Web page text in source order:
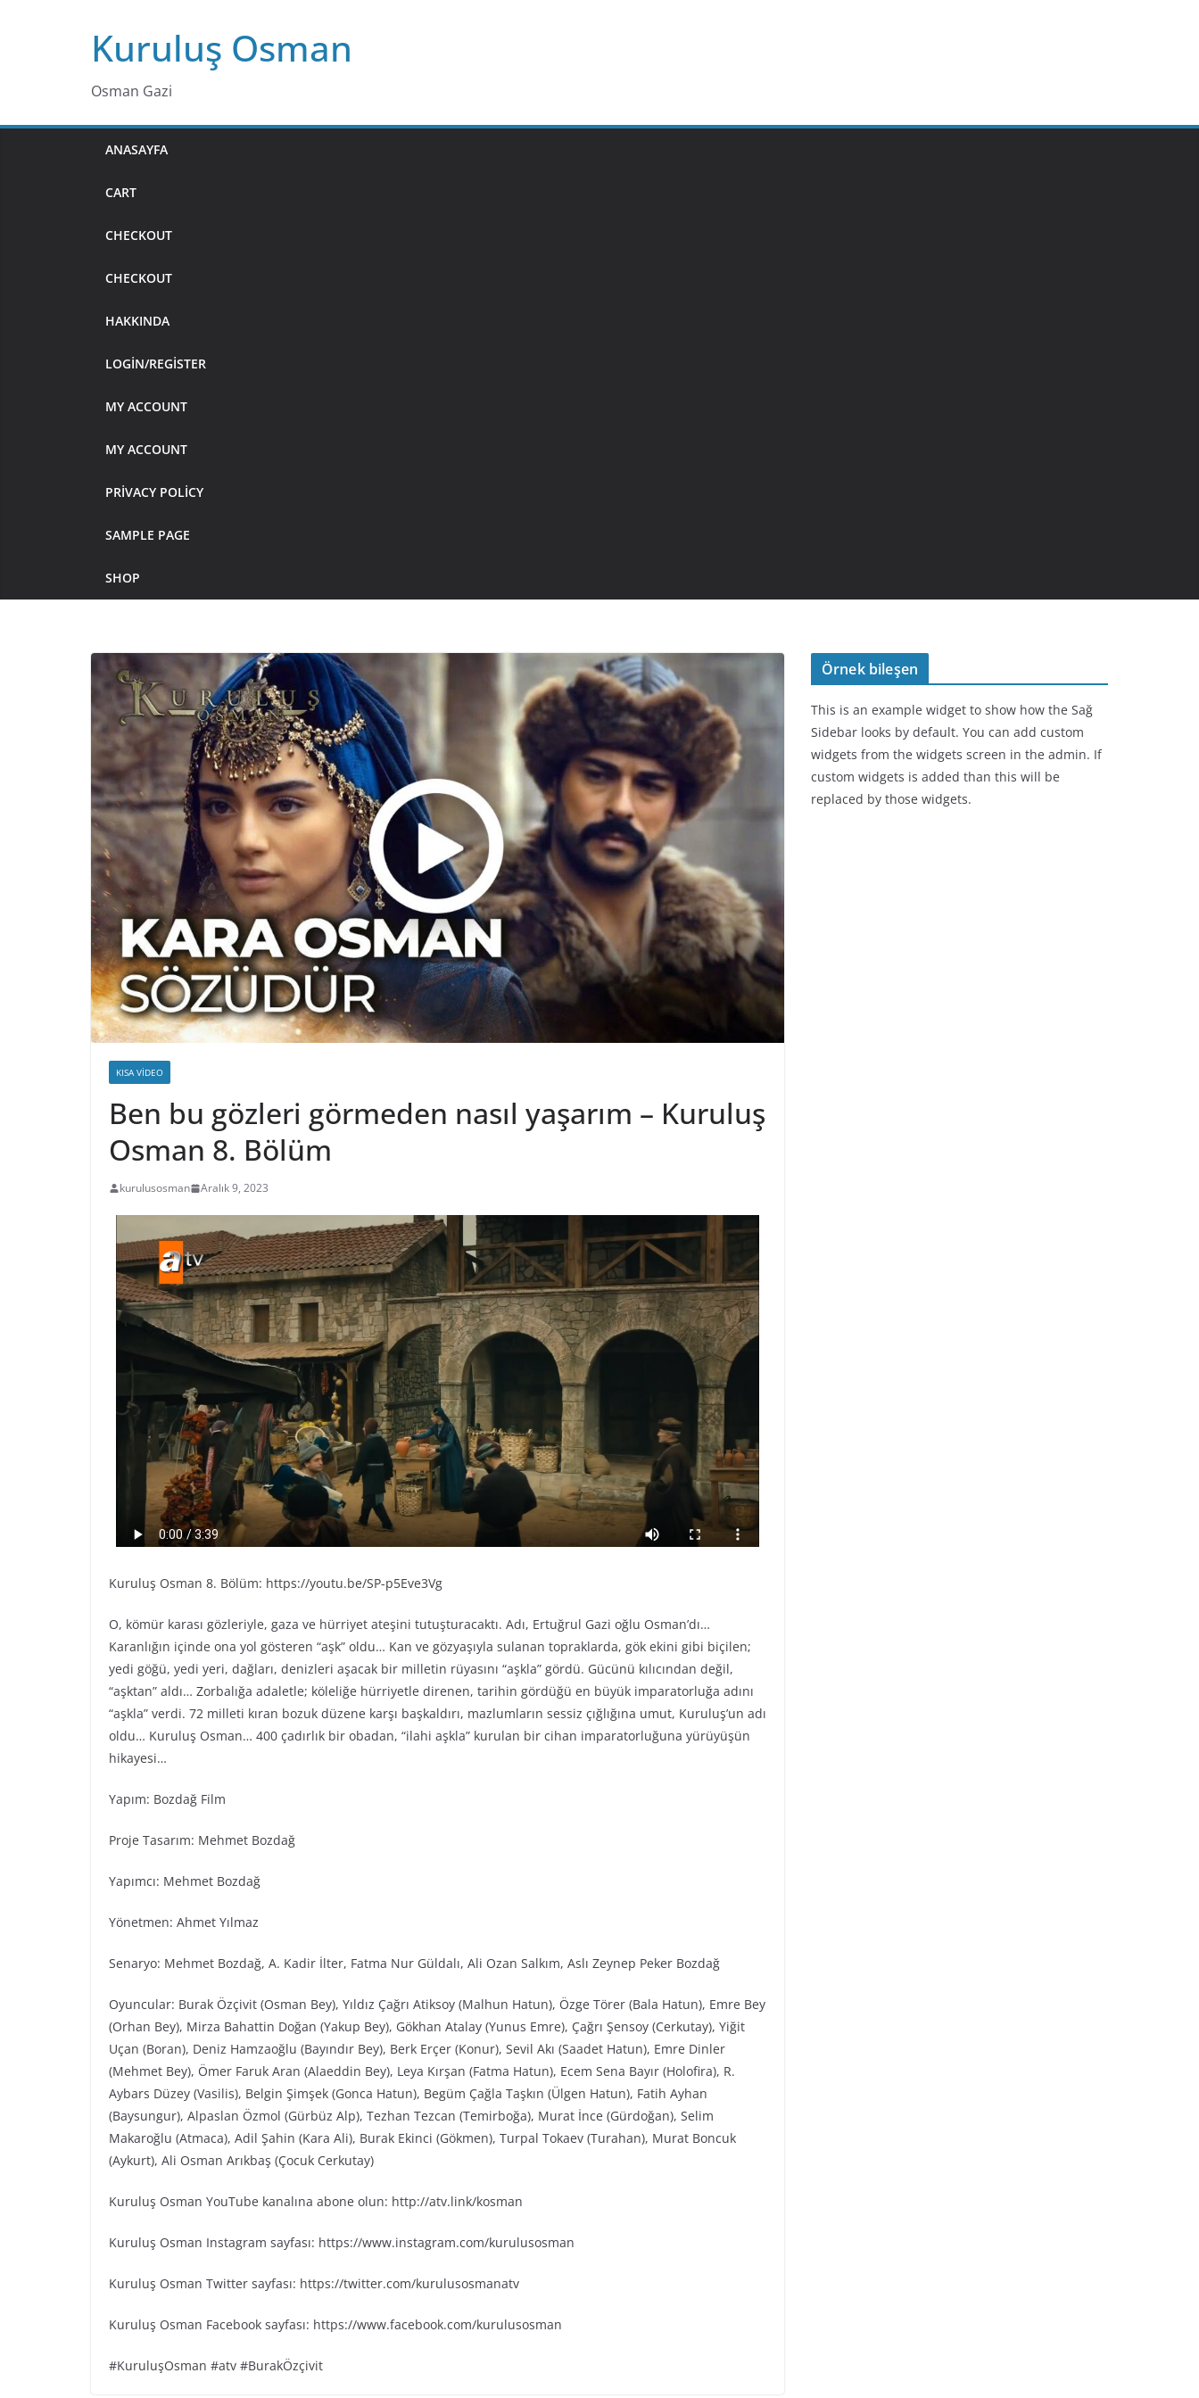
Kuruluş Osman
Osman Gazi
ANASAYFA
CART
CHECKOUT
CHECKOUT
HAKKINDA
LOGIN/REGISTER
MY ACCOUNT
MY ACCOUNT
PRIVACY POLICY
SAMPLE PAGE
SHOP
KISA VIDEO
Ben bu gözleri görmeden nasıl yaşarım – Kuruluş
Osman 8. Bölüm
kurulusosman Aralık 9, 2023
Kuruluş Osman 8. Bölüm: https://youtu.be/SP-p5Eve3Vg
O, kömür karası gözleriyle, gaza ve hürriyet ateşini tutuşturacaktı. Adı, Ertuğrul Gazi oğlu Osman’dı…
Karanlığın içinde ona yol gösteren “aşk” oldu… Kan ve gözyaşıyla sulanan topraklarda, gök ekini gibi biçilen;
yedi göğü, yedi yeri, dağları, denizleri aşacak bir milletin rüyasını “aşkla” gördü. Gücünü kılıcından değil,
“aşktan” aldı… Zorbalığa adaletle; köleliğe hürriyetle direnen, tarihin gördüğü en büyük imparatorluğa adını
“aşkla” verdi. 72 milleti kıran bozuk düzene karşı başkaldırı, mazlumların sessiz çığlığına umut, Kuruluş’un adı
oldu… Kuruluş Osman… 400 çadırlık bir obadan, “ilahi aşkla” kurulan bir cihan imparatorluğuna yürüyüşün
hikayesi…
Yapım: Bozdağ Fi̇lm
Proje Tasarım: Mehmet Bozdağ
Yapımcı: Mehmet Bozdağ
Yönetmen: Ahmet Yılmaz
Senaryo: Mehmet Bozdağ, A. Kadir İlter, Fatma Nur Güldalı, Ali Ozan Salkım, Aslı Zeynep Peker Bozdağ
Oyuncular: Burak Özçivit (Osman Bey), Yıldız Çağrı Atiksoy (Malhun Hatun), Özge Törer (Bala Hatun), Emre Bey
(Orhan Bey), Mirza Bahattin Doğan (Yakup Bey), Gökhan Atalay (Yunus Emre), Çağrı Şensoy (Cerkutay), Yiğit
Uçan (Boran), Deniz Hamzaoğlu (Bayındır Bey), Berk Erçer (Konur), Sevil Akı (Saadet Hatun), Emre Dinler
(Mehmet Bey), Ömer Faruk Aran (Alaeddin Bey), Leya Kırşan (Fatma Hatun), Ecem Sena Bayır (Holofira), R.
Aybars Düzey (Vasilis), Belgin Şimşek (Gonca Hatun), Begüm Çağla Taşkın (Ülgen Hatun), Fatih Ayhan
(Baysungur), Alpaslan Özmol (Gürbüz Alp), Tezhan Tezcan (Temirboğa), Murat İnce (Gürdoğan), Selim
Makaroğlu (Atmaca), Adil Şahin (Kara Ali), Burak Ekinci (Gökmen), Turpal Tokaev (Turahan), Murat Boncuk
(Aykurt), Ali Osman Arıkbaş (Çocuk Cerkutay)
Kuruluş Osman YouTube kanalına abone olun: http://atv.link/kosman
Kuruluş Osman Instagram sayfası: https://www.instagram.com/kurulusosman
Kuruluş Osman Twitter sayfası: https://twitter.com/kurulusosmanatv
Kuruluş Osman Facebook sayfası: https://www.facebook.com/kurulusosman
#KuruluşOsman #atv #BurakÖzçivit
Örnek bileşen
This is an example widget to show how the Sağ
Sidebar looks by default. You can add custom
widgets from the widgets screen in the admin. If
custom widgets is added than this will be
replaced by those widgets.